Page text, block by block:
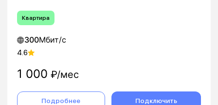
Квартира
300Мбит/с
4.6
1 000 ₽/мес
Подробнее Подключить